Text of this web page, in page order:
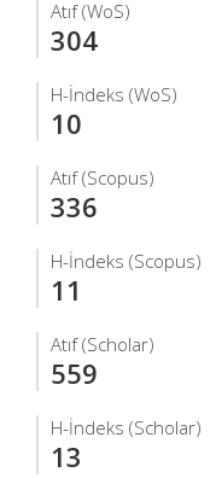
Atıf (WoS)
304
H-İndeks (WoS)
10
Atıf (Scopus)
336
H-İndeks (Scopus)
11
Atıf (Scholar)
559
H-İndeks (Scholar)
13